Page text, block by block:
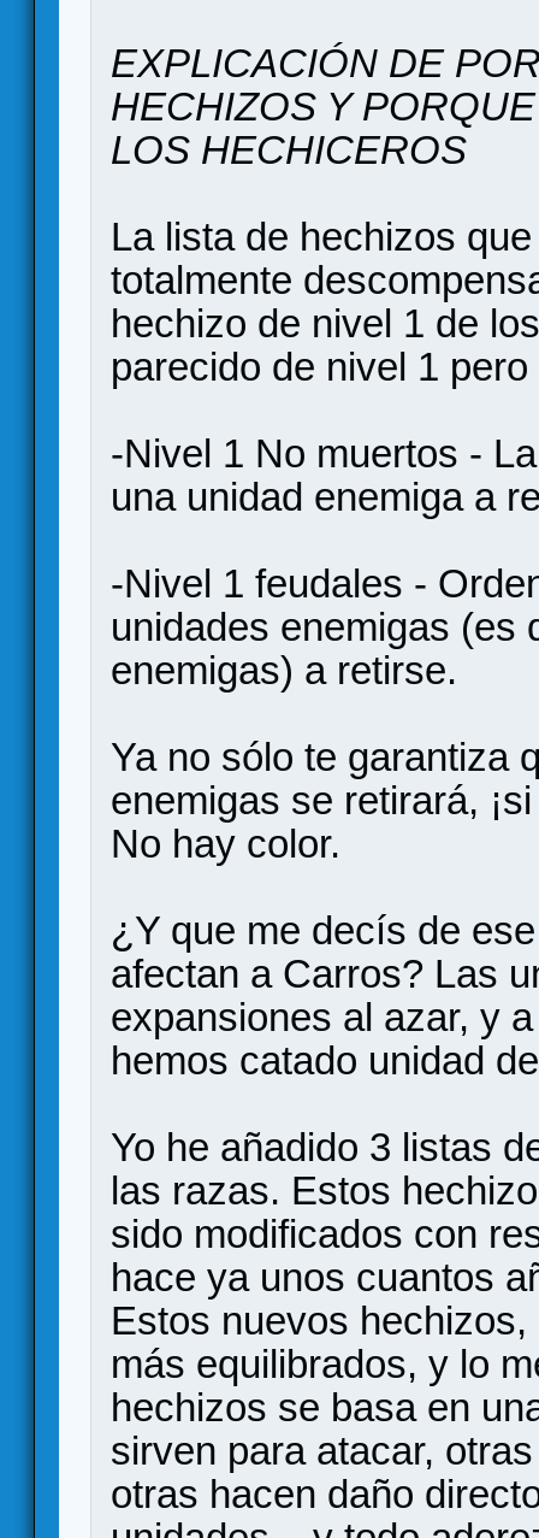
EXPLICACIÓN DE
HECHIZOS Y
LOS HECHICEROS
La lista de hechizos
totalmente
hechizo de nivel 1 de
parecido de nivel 1
-Nivel 1 No muertos -
una unidad enemiga a
-Nivel 1 feudales -
unidades enemigas (es
enemigas) a retirse.
Ya no sólo te garantiza
enemigas se retirará,
No hay color.
¿Y que me decís de
afectan a Carros? Las
expansiones al azar, y
hemos catado unidad
Yo he añadido 3 listas
las razas. Estos
sido modificados con
hace ya unos cuantos
Estos nuevos
más equilibrados, y lo
hechizos se basa en
sirven para atacar,
otras hacen daño